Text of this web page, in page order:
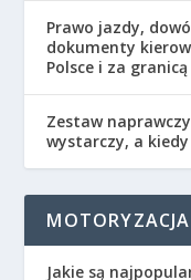
Prawo jazdy,
dokumenty
Polsce i za granicą
Zestaw
wystarczy, a
MOTORYZACJA
Jakie są